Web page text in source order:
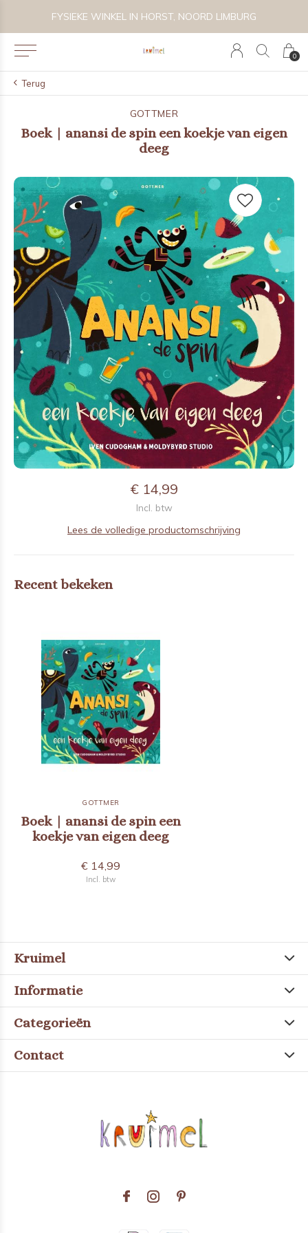
0
FYSIEKE WINKEL IN HORST, NOORD LIMBURG
Terug
GOTTMER
Boek | anansi de spin een koekje van eigen
deeg
€ 14,99
Incl. btw
Lees de volledige productomschrijving
Recent bekeken
GOTTMER
Boek | anansi de spin een
koekje van eigen deeg
€ 14,99
Incl. btw
Kruimel
Informatie
Categorieën
Contact